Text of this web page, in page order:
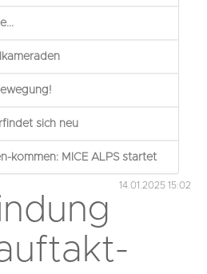
sich neu
kommen: MICE ALPS startet
14.01.2025 15:02